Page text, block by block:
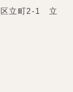
区立町2-1 立